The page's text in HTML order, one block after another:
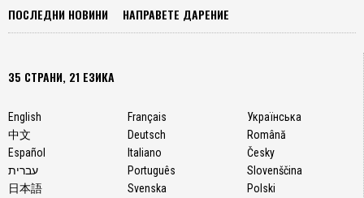
ПОСЛЕДНИ НОВИНИ НАПРАВЕТЕ ДАРЕНИЕ
35 СТРАНИ, 21 ЕЗИКА
English
中文
Español
עברית
日本語
Français
Deutsch
Italiano
Português
Svenska
Українська
Română
Česky
Slovenščina
Polski